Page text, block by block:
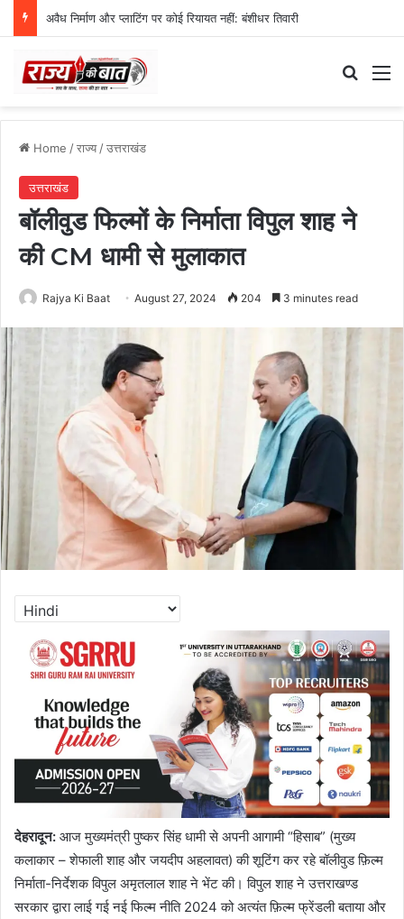
स्वतंत्रता दिवस समारोह की तैयारियां तेज, डीएम ने की तैयारियों की समीक्षा
Home /राज्य/उत्तराखंड
उत्तराखंड
बॉलीवुड फिल्मों के निर्माता विपुल शाह ने
की CM धामी से मुलाकात
Rajya Ki Baat August 27, 2024 204 3 minutes read
देहरादून: आज मुख्यमंत्री पुष्कर सिंह धामी से अपनी आगामी “हिसाब” (मुख्य
कलाकार – शेफाली शाह और जयदीप अहलावत) की शूटिंग कर रहे बॉलीवुड फ़िल्म
निर्माता-निर्देशक विपुल अमृतलाल शाह ने भेंट की। विपुल शाह ने उत्तराखण्ड
सरकार द्वारा लाई गई नई फिल्म नीति 2024 को अत्यंत फ़िल्म फ्रेंडली बताया और